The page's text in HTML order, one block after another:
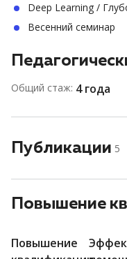
Deep Learning /
Весенний семинар
Общий стаж: 4 года
Публикации 5
Повышение
Повышение